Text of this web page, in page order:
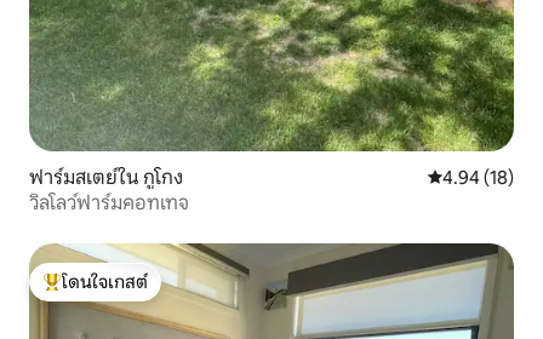
ฟาร์มสเตย์ใน กูโกง คะแนนเฉลี่ย
4.94 (18)
วิลโลว์ฟาร์มคอทเทจ
โดนใจเกสต์ที่สุด
โดนใจเกสต์